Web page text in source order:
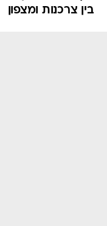
בין צרכנות ומצפון